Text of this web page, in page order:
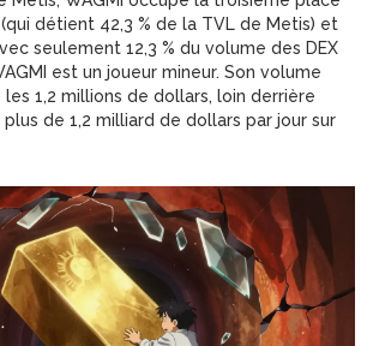
détient 42,3 % de la TVL de Metis) et
seulement 12,3 % du volume des DEX
est un joueur mineur. Son volume
1,2 millions de dollars, loin derrière
de 1,2 milliard de dollars par jour sur